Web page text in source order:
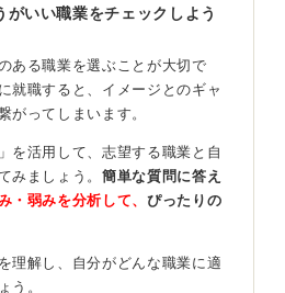
られた人数で迅速に意思決定を
ク機能が働くことで、安定した
という側面を持っています。
働き方やキャリア形成にどう影
びの指標の一つにしてくださ
がいい職業をチェックしよう
ある職業を選ぶことが大切で
就職すると、イメージとのギャ
がってしまいます。
」を活用して、志望する職業と自
みましょう。簡単な質問に答え
・弱みを分析して、 ぴったりの
理解し、自分がどんな職業に適
う。